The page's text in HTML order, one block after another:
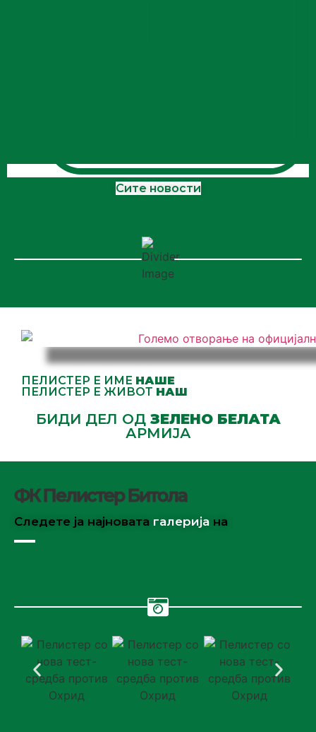
Сите новости
ПЕЛИСТЕР Е ИМЕ НАШЕ
ПЕЛИСТЕР Е ЖИВОТ НАШ
БИДИ ДЕЛ ОД ЗЕЛЕНО БЕЛАТА
АРМИЈА
ФК Пелистер Битола
Следете ја најновата галерија на